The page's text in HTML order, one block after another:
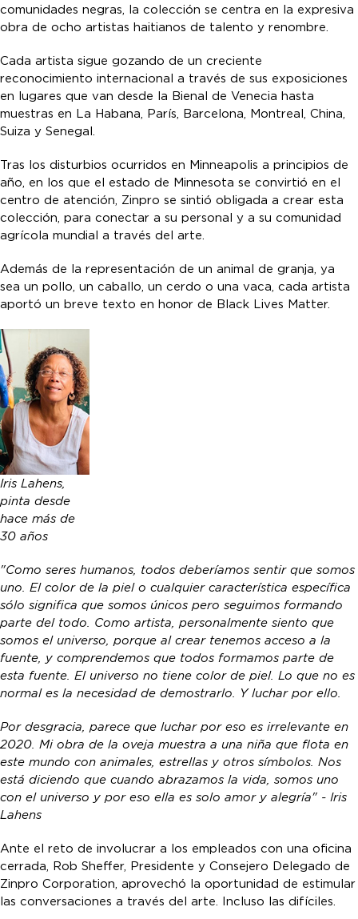
comunidades negras, la colección se centra en la expresiva
obra de ocho artistas haitianos de talento y renombre.
Cada artista sigue gozando de un creciente
reconocimiento internacional a través de sus exposiciones
en lugares que van desde la Bienal de Venecia hasta
muestras en La Habana, París, Barcelona, Montreal, China,
Suiza y Senegal.
Tras los disturbios ocurridos en Minneapolis a principios de
año, en los que el estado de Minnesota se convirtió en el
centro de atención, Zinpro se sintió obligada a crear esta
colección, para conectar a su personal y a su comunidad
agrícola mundial a través del arte.
Además de la representación de un animal de granja, ya
sea un pollo, un caballo, un cerdo o una vaca, cada artista
aportó un breve texto en honor de Black Lives Matter.
Iris Lahens,
pinta desde
hace más de
30 años
"Como seres humanos, todos deberíamos sentir que somos
uno. El color de la piel o cualquier característica específica
sólo significa que somos únicos pero seguimos formando
parte del todo. Como artista, personalmente siento que
somos el universo, porque al crear tenemos acceso a la
fuente, y comprendemos que todos formamos parte de
esta fuente. El universo no tiene color de piel. Lo que no es
normal es la necesidad de demostrarlo. Y luchar por ello.
Por desgracia, parece que luchar por eso es irrelevante en
2020. Mi obra de la oveja muestra a una niña que flota en
este mundo con animales, estrellas y otros símbolos. Nos
está diciendo que cuando abrazamos la vida, somos uno
con el universo y por eso ella es solo amor y alegría" - Iris
Lahens
Ante el reto de involucrar a los empleados con una oficina
cerrada, Rob Sheffer, Presidente y Consejero Delegado de
Zinpro Corporation, aprovechó la oportunidad de estimular
las conversaciones a través del arte. Incluso las difíciles.